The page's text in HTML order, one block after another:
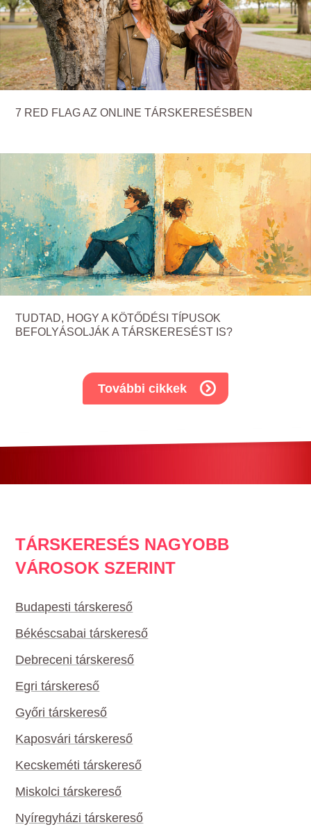
7 RED FLAG AZ ONLINE TÁRSKERESÉSBEN
TUDTAD, HOGY A KÖTŐDÉSI TÍPUSOK
BEFOLYÁSOLJÁK A TÁRSKERESÉST IS?
További cikkek
TÁRSKERESÉS NAGYOBB
VÁROSOK SZERINT
Budapesti társkereső
Békéscsabai társkereső
Debreceni társkereső
Egri társkereső
Győri társkereső
Kaposvári társkereső
Kecskeméti társkereső
Miskolci társkereső
Nyíregyházi társkereső